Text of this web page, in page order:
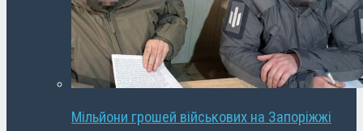
Мільйони грошей військових на Запоріжжі